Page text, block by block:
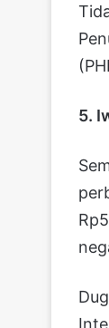
5.